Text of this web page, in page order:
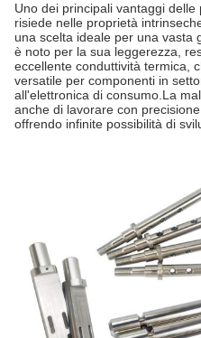
Uno dei principali vantaggi
risiede nelle proprietà
una scelta ideale per una vasta
è noto per la sua leggerezza,
eccellente conduttività termica,
versatile per componenti in
all'elettronica di consumo.La
anche di lavorare con
offrendo infinite possibilità di